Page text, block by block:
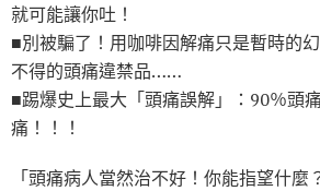
就可能讓你吐！
■別被騙了！用咖啡因解痛只是暫時的
不得的頭痛違禁品……
■踢爆史上最大「頭痛誤解」：90％頭
痛！！！
「頭痛病人當然治不好！你能指望什麼